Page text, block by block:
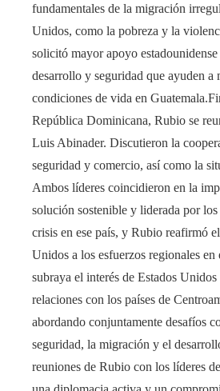
fundamentales de la migración
Unidos, como la pobreza y la
solicitó mayor apoyo
desarrollo y seguridad que ayuden a
condiciones de vida en
República Dominicana, Rubio se
Luis Abinader. Discutieron la
seguridad y comercio, así como la
Ambos líderes coincidieron en la
solución sostenible y liderada por los
crisis en ese país, y Rubio reafirmó
Unidos a los esfuerzos regionales en
subraya el interés de Estados
relaciones con los países de
abordando conjuntamente desafíos
seguridad, la migración y el
reuniones de Rubio con los líderes